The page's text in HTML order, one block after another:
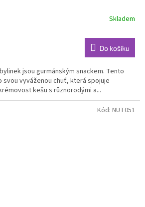
Skladem
Do košíku
jsou gurmánským snackem. Tento
vyváženou chuť, která spojuje
kešu s různorodými a...
Kód: NUT051